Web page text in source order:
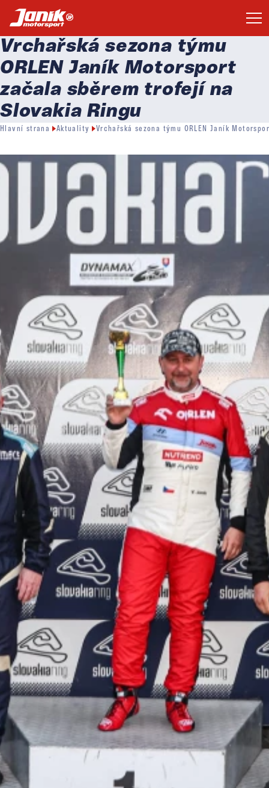
Vrchařská sezona týmu
ORLEN Janík Motorsport
začala sběrem trofejí na
Slovakia Ringu
Hlavní strana Aktuality Vrchařská sezona týmu ORLEN Janík